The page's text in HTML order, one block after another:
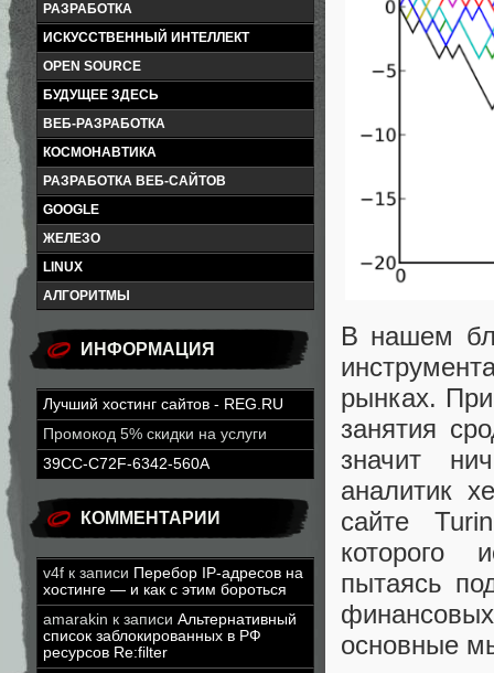
РАЗРАБОТКА
ИСКУССТВЕННЫЙ ИНТЕЛЛЕКТ
OPEN SOURCE
БУДУЩЕЕ ЗДЕСЬ
ВЕБ-РАЗРАБОТКА
КОСМОНАВТИКА
РАЗРАБОТКА ВЕБ-САЙТОВ
GOOGLE
ЖЕЛЕЗО
LINUX
АЛГОРИТМЫ
ИНФОРМАЦИЯ
Лучший хостинг сайтов - REG.RU
Промокод 5% скидки на услуги
39CC-C72F-6342-560A
КОММЕНТАРИИ
v4f к записи Перебор IP-адресов на
хостинге — и как с этим бороться
amarakin к записи Альтернативный
список заблокированных в РФ
ресурсов Re:filter
В нашем
рынках.
занятия
значит
аналитик
сайте
которого
пытаясь
основные